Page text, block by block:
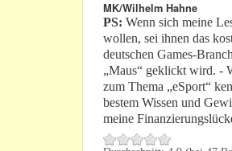
MK/Wilhelm Hahne
PS: Wenn sich meine
wollen, sei ihnen das
deutschen Games-
„Maus“ geklickt wird. -
zum Thema „eSport“
bestem Wissen und
meine